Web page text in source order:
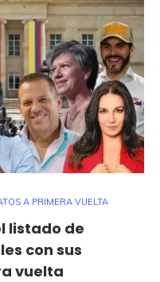
A PRIMERA VUELTA
listado de
con sus
vuelta